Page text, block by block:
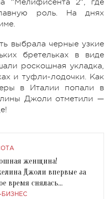
"Мелифисента 2", где
роль. На днях
выбрала черные узкие
бретельках в виде
роскошная укладка,
и туфли-лодочки. Как
в Италии попали в
Джоли отметили —
женщина!
Джоли впервые за
время снялась
БИЗНЕС